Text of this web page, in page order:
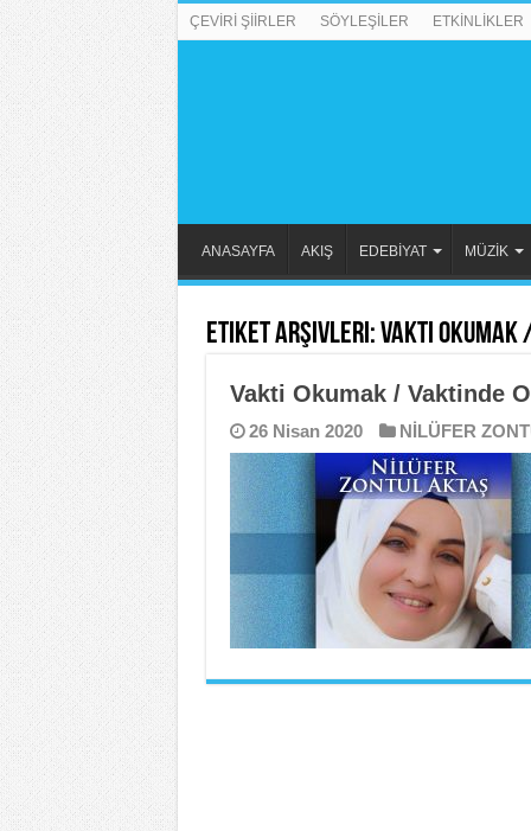
ÇEVİRİ ŞİİRLER SÖYLEŞİLER ETKİNLİKLER
ANASAYFA AKIŞ EDEBİYAT MÜZİK
Etiket Arşivleri:Vakti Okumak
Vakti Okumak / Vaktinde
26 Nisan 2020 NİLÜFER